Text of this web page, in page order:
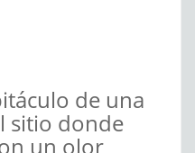
de una
sitio donde
un olor